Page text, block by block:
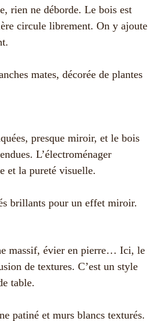
rien ne déborde. Le bois est
circule librement. On y ajoute
presque miroir, et le bois
L’électroménager
et la pureté visuelle.
massif, évier en pierre… Ici, le
de textures. C’est un style
table.